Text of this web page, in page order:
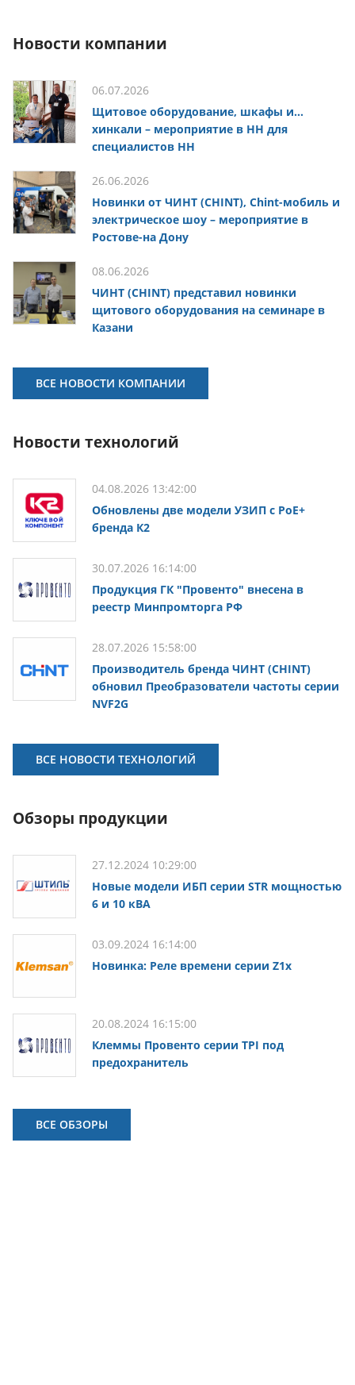
Новости компании
06.07.2026
Щитовое оборудование, шкафы и…
хинкали – мероприятие в НН для
специалистов НН
26.06.2026
Новинки от ЧИНТ (CHINT), Chint-мобиль и
электрическое шоу – мероприятие в
Ростове-на Дону
08.06.2026
ЧИНТ (CHINT) представил новинки
щитового оборудования на семинаре в
Казани
ВСЕ НОВОСТИ КОМПАНИИ
Новости технологий
04.08.2026 13:42:00
Обновлены две модели УЗИП с PoE+
бренда К2
30.07.2026 16:14:00
Продукция ГК "Провенто" внесена в
реестр Минпромторга РФ
28.07.2026 15:58:00
Производитель бренда ЧИНТ (CHINT)
обновил Преобразователи частоты серии
NVF2G
ВСЕ НОВОСТИ ТЕХНОЛОГИЙ
Обзоры продукции
27.12.2024 10:29:00
Новые модели ИБП серии STR мощностью
6 и 10 кВА
03.09.2024 16:14:00
Новинка: Реле времени серии Z1x
20.08.2024 16:15:00
Клеммы Провенто серии TPI под
предохранитель
ВСЕ ОБЗОРЫ